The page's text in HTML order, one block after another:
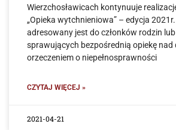
Wierzchosławicach kontynuuje
„Opieka wytchnieniowa” – edycja
adresowany jest do członków rodzin
sprawujących bezpośrednią opiekę nad
orzeczeniem o niepełnosprawności
CZYTAJ WIĘCEJ »
2021-04-21